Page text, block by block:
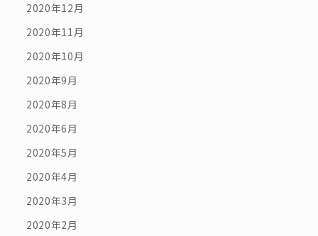
2020年12月
2020年11月
2020年10月
2020年9月
2020年8月
2020年6月
2020年5月
2020年4月
2020年3月
2020年2月